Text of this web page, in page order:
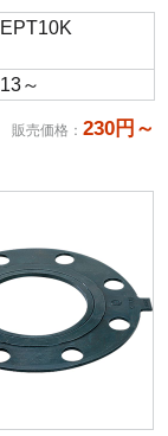
EPT10K
13～
販売価格 ： 230円～